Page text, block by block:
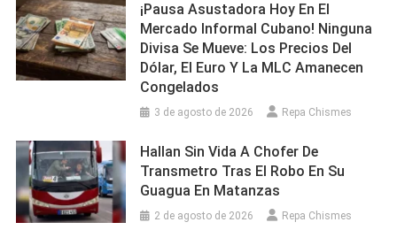
¡Pausa Asustadora Hoy En El
Mercado Informal Cubano! Ninguna
Divisa Se Mueve: Los Precios Del
Dólar, El Euro Y La MLC Amanecen
Congelados
3 de agosto de 2026 Repa Chismes
Hallan Sin Vida A Chofer De
Transmetro Tras El Robo En Su
Guagua En Matanzas
2 de agosto de 2026 Repa Chismes